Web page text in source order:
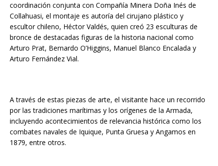
coordinación conjunta con Compañía Minera Doña Inés de
Collahuasi, el montaje es autoría del cirujano plástico y
escultor chileno, Héctor Valdés, quien creó 23 esculturas de
bronce de destacadas figuras de la historia nacional como
Arturo Prat, Bernardo O’Higgins, Manuel Blanco Encalada y
Arturo Fernández Vial.
A través de estas piezas de arte, el visitante hace un recorrido
por las tradiciones marítimas y los orígenes de la Armada,
incluyendo acontecimientos de relevancia histórica como los
combates navales de Iquique, Punta Gruesa y Angamos en
1879, entre otros.